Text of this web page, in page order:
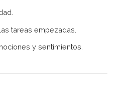
tareas empezadas.
y sentimientos.